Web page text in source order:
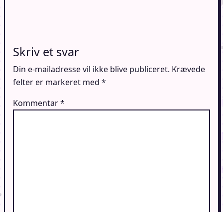
Skriv et svar
Din e-mailadresse vil ikke blive publiceret. Krævede
felter er markeret med *
Kommentar*